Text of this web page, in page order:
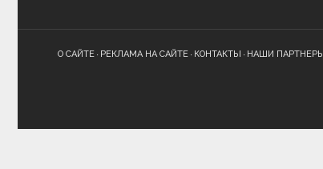
О САЙТЕ РЕКЛАМА НА САЙТЕ КОНТАКТЫ НАШИ ПАРТНЕРЫ